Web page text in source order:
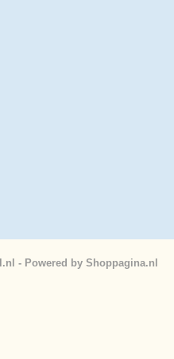
- Powered by Shoppagina.nl